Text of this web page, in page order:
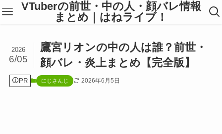
VTuberの前世・中の人・顔バレ情報
まとめ｜はねライブ！
鷹宮リオンの中の人は誰？前世・
顔バレ・炎上まとめ【完全版】
2026
6/05
PR にじさんじ 2026年6月5日